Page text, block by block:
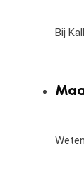
Bij